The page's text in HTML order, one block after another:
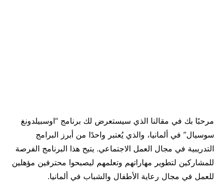
مرحبًا بك في مقالنا الذي سيستعرض لك برنامج “اوسبيلدونغ
سوسيال” في ألمانيا، والذي يُعتبر واحدًا من أبرز البرامج
التدريبية في مجال العمل الاجتماعي. يتيح هذا البرنامج الفرصة
للمشاركين لتطوير مهاراتهم وتعلمهم ليصبحوا محترفين مؤهلين
للعمل في مجال رعاية الأطفال والشباب في ألمانيا.